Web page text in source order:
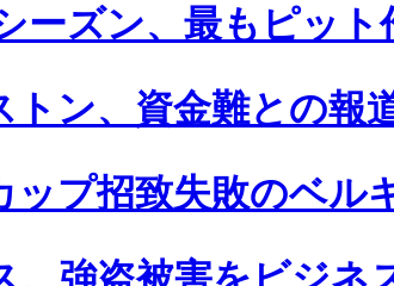
ーズン、最もピッ
トン、資金難との報
ップ招致失敗のベル